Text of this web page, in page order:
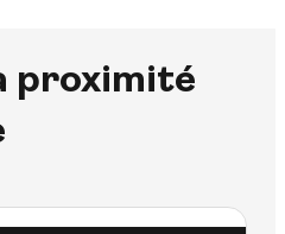
proximité